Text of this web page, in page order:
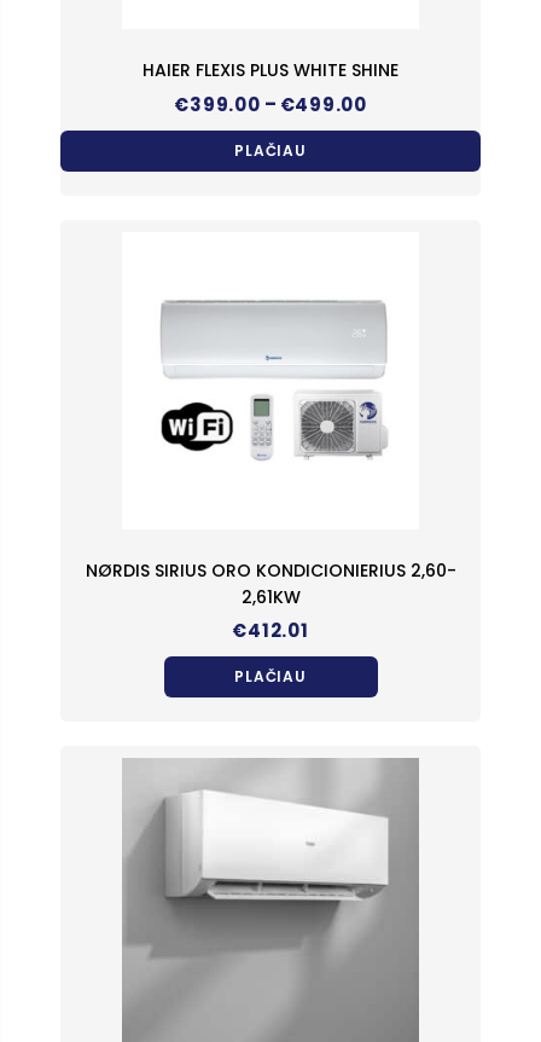
HAIER FLEXIS PLUS WHITE SHINE
€399.00 – €499.00Price
€399.00
€499.00
PLAČIAU
NØRDIS SIRIUS ORO KONDICIONIERIUS 2,60-
2,61KW
€412.01
PLAČIAU